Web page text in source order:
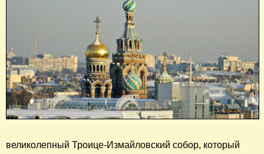
великолепный Троице-Измайловский собор, который